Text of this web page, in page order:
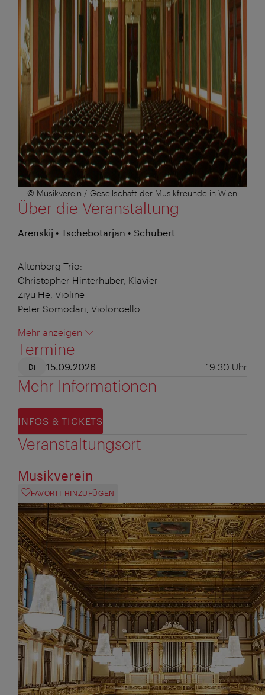
© Musikverein / Gesellschaft der Musikfreunde in Wien
Über die Veranstaltung
Arenskij • Tschebotarjan • Schubert
Altenberg Trio:
Christopher Hinterhuber, Klavier
Ziyu He, Violine
Peter Somodari, Violoncello
Mehr anzeigen
Termine
Di 15.09.2026 19:30 Uhr
Mehr Informationen
INFOS & TICKETS
Veranstaltungsort
Musikverein
FAVORIT HINZUFÜGEN